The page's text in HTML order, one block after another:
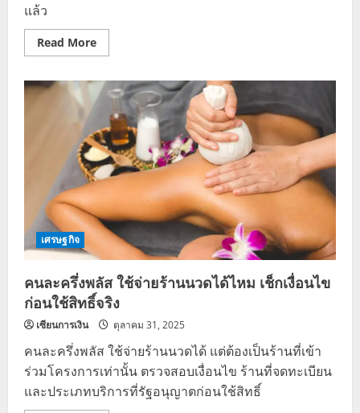
แล้ว
Read MoreRead
more
เตือน
ใช้
คนละ
ครึ่ง
พลัส
ครั้ง
แรก
ภายใน
11
68
เศรษฐกิจ
คนละครึ่งพลัส ใช้จ่ายร้านนวดได้ไหม เช็กเงื่อนไข
ก่อนใช้สิทธิ์จริง
เซียนการเงิน ตุลาคม 31, 2025
คนละครึ่งพลัส ใช้จ่ายร้านนวดได้ แต่ต้องเป็นร้านที่เข้า
ร่วมโครงการเท่านั้น ตรวจสอบเงื่อนไข ร้านที่จดทะเบียน
และประเภทบริการที่รัฐอนุญาตก่อนใช้สิทธิ์